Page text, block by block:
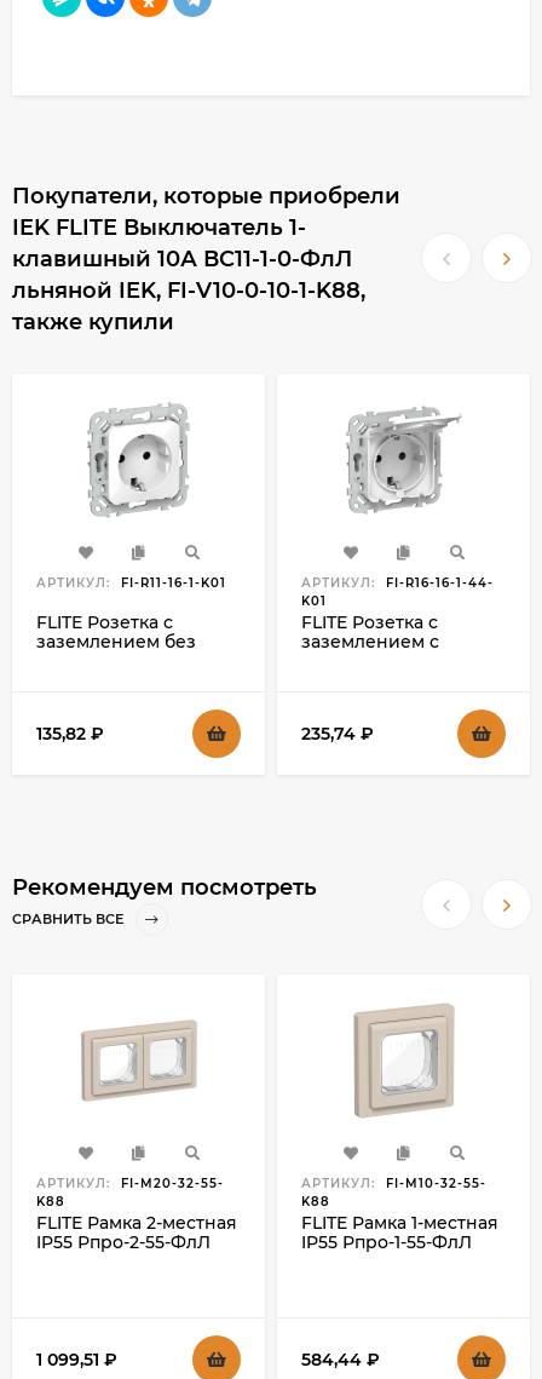
Покупатели, которые приобрели
IEK FLITE Выключатель 1-
клавишный 10А ВС11-1-0-ФлЛ
льняной IEK, FI-V10-0-10-1-K88,
также купили
АРТИКУЛ: FI-R11-16-1-K01
FLITE Розетка с
заземлением без
ФлБ белый IEK, FI-R11-
16-1-K01
135,82 ₽
АРТИКУЛ:
FI-R16-16-1-44-
K01
FLITE Розетка с
заземлением с
крепление 16А IP44
РСшкр11-1-44-ФлБ
белый IEK, FI-R16-16-1-
44-K01
235,74 ₽
Рекомендуем посмотреть
СРАВНИТЬ ВСЕ
АРТИКУЛ:
FI-M20-32-55-
K88
FLITE Рамка 2-местная
IP55 Рпро-2-55-ФлЛ
1 099,51 ₽
АРТИКУЛ:
FI-M10-32-55-
K88
FLITE Рамка 1-местная
IP55 Рпро-1-55-ФлЛ
584,44 ₽